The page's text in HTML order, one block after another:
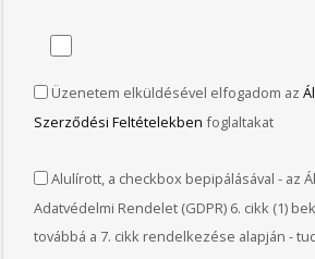
Üzenetem elküldésével elfogadom az
Szerződési Feltételekben foglaltakat
Alulírott, a checkbox bepipálásával - az
Adatvédelmi Rendelet (GDPR) 6. cikk (1)
továbbá a 7. cikk rendelkezése alapján -